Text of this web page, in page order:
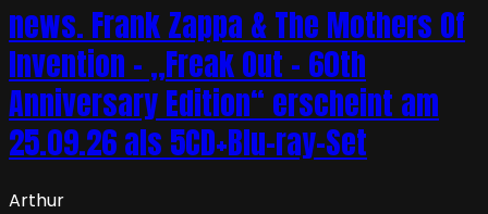
news. Frank Zappa & The Mothers Of
Invention – „Freak Out – 60th
Anniversary Edition“ erscheint am
25.09.26 als 5CD+Blu-ray-Set
Arthur